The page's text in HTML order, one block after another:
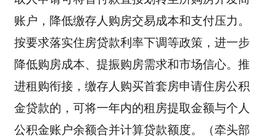
账户，降低缴存人购房交易成本和支付压力。
按要求落实住房贷款利率下调等政策，进一步
降低购房成本、提振购房需求和市场信心。推
进租购衔接，缴存人购买首套房申请住房公积
金贷款的，可将一年内的租房提取金额与个人
公积金账户余额合并计算贷款额度。（牵头部